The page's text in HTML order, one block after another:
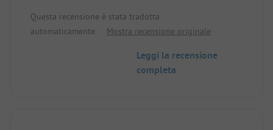
sanitari
molto puliti.
Questa recensione è stata tradotta
automaticamente.
Mostra recensione originale
Leggi la recensione
completa